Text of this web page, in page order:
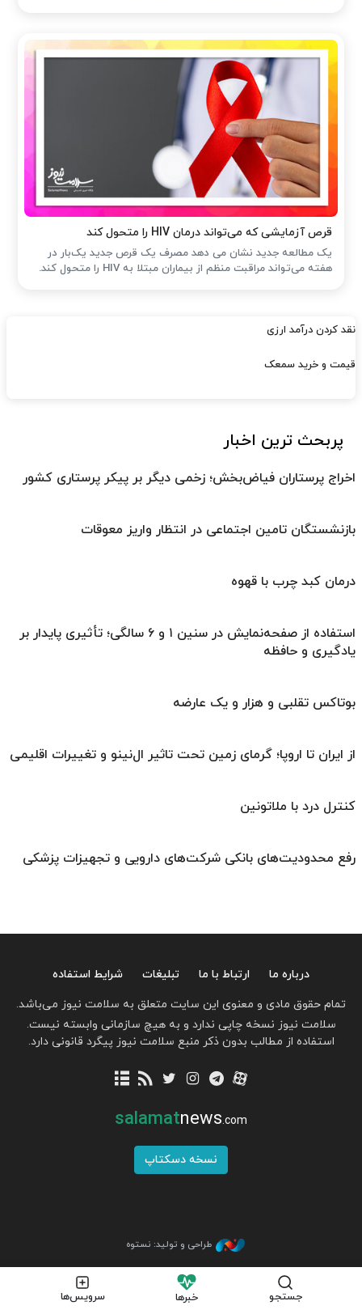
قرص آزمایشی که می‌تواند درمان HIV را متحول کند
یک مطالعه جدید نشان می دهد مصرف یک قرص جدید یک‌بار در
هفته می‌تواند مراقبت منظم از بیماران مبتلا به HIV را متحول کند.
نقد کردن درآمد ارزی
قیمت و خرید سمعک
پربحث ترین اخبار
اخراج پرستاران فیاض‌بخش؛ زخمی دیگر بر پیکر پرستاری کشور
بازنشستگان تامین اجتماعی در انتظار واریز معوقات
درمان کبد چرب با قهوه
استفاده از صفحه‌نمایش در سنین ۱ و ۶ سالگی؛ تأثیری پایدار بر
یادگیری و حافظه
بوتاکس تقلبی و هزار و یک عارضه
از ایران تا اروپا؛ گرمای زمین تحت تاثیر ال‌نینو و تغییرات اقلیمی
کنترل درد با ملاتونین
رفع محدودیت‌های بانکی شرکت‌های دارویی و تجهیزات پزشکی
جستجو خبرها سرویس‌ها
درباره ما ارتباط با ما تبلیغات
شرایط استفاده
تمام حقوق مادی و معنوی این سایت متعلق به سلامت نیوز می‌باشد.
سلامت نیوز نسخه چاپی ندارد و به هیچ سازمانی وابسته نیست.
استفاده از مطالب بدون ذکر منبع سلامت نیوز پیگرد قانونی دارد.
salamatnews.com
نسخه دسکتاپ
طراحی و تولید: نستوه